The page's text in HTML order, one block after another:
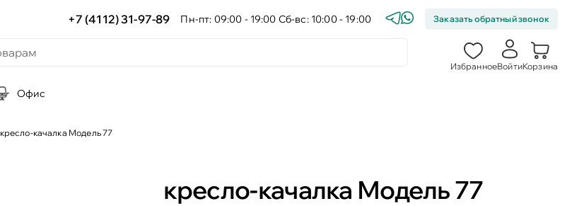
+7 (4112) 31-97-89 Пн-пт: 09:00 - 19:00 Сб-вс: 10:00 - 19:00 Заказать обратный звонок
ИзбранноеВойтиКорзина
Офис
кресло-качалка Модель 77
кресло-качалка Модель 77